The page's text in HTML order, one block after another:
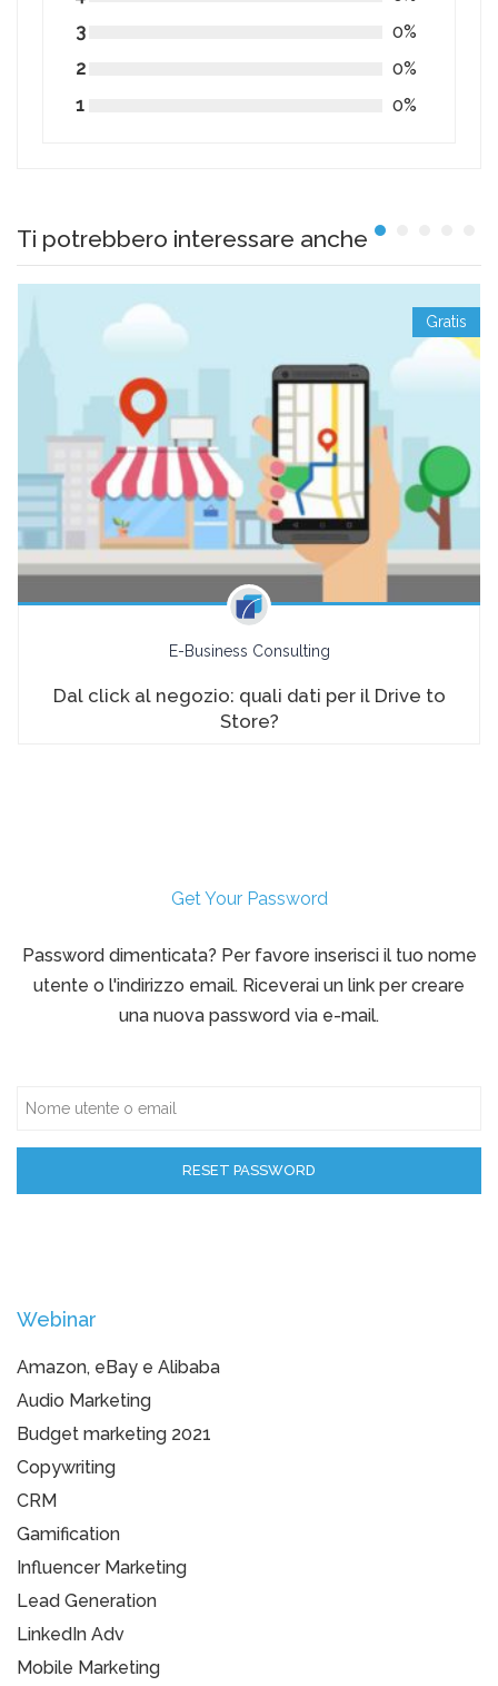
3
0%
2
0%
1
0%
Ti potrebbero interessare anche
Gratis
E-Business Consulting
Dal click al negozio: quali dati per il Drive to
Store?
Get Your Password
Password dimenticata? Per favore inserisci il tuo nome
utente o l'indirizzo email. Riceverai un link per creare
una nuova password via e-mail.
Webinar
Amazon, eBay e Alibaba
Audio Marketing
Budget marketing 2021
Copywriting
CRM
Gamification
Influencer Marketing
Lead Generation
LinkedIn Adv
Mobile Marketing